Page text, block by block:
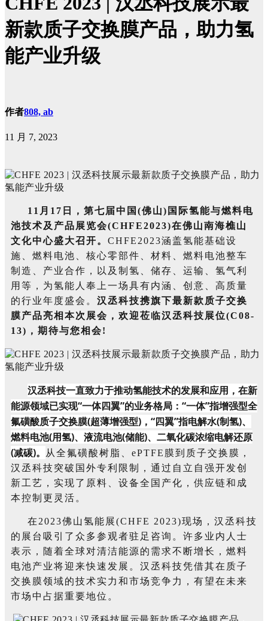
新款质子交换膜产品，助力氢
能产业升级
作者808, ab
11 月 7, 2023
11月17日，第七届中国(佛山)国际氢能与燃料电
池技术及产品展览会(CHFE2023)在佛山南海樵山
文化中心盛大召开。 CHFE2023涵盖氢能基础设
施、燃料电池、核心零部件、材料、燃料电池整车
制造、产业合作，以及制氢、储存、运输、氢气利
用等，为氢能人奉上一场具有内涵、创意、高质量
的行业年度盛会。 汉丞科技携旗下最新款质子交换
膜产品亮相本次展会，欢迎莅临汉丞科技展位(C08-
13)，期待与您相会!
汉丞科技一直致力于推动氢能技术的发展和应用，在新
能源领域已实现“一体四翼”的业务格局：“一体”指增强型全
氟磺酸质子交换膜(超薄增强型)，“四翼”指电解水(制氢)、
燃料电池(用氢)、液流电池(储能)、二氧化碳浓缩电解还原
(减碳)。
从全氟磺酸树脂、ePTFE膜到质子交换膜，
汉丞科技突破国外专利限制，通过自立自强开发创
新工艺，实现了原料、设备全国产化，供应链和成
本控制更灵活。
在2023佛山氢能展(CHFE 2023)现场，汉丞科技
的展台吸引了众多参观者驻足咨询。许多业内人士
表示，随着全球对清洁能源的需求不断增长，燃料
电池产业将迎来快速发展。汉丞科技凭借其在质子
交换膜领域的技术实力和市场竞争力，有望在未来
市场中占据重要地位。